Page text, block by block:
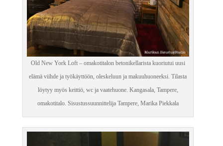
Old New York Loft – omakotitalon betonikellarista kuoriutui uusi
elämä viihde ja työkäyttöön, oleskeluun ja makuuhuoneeksi. Tilasta
löytyy myös keittiö, wc ja vaatehuone. Kangasala, Tampere,
omakotitalo. Sisustussuunnittelija Tampere, Marika Piekkala